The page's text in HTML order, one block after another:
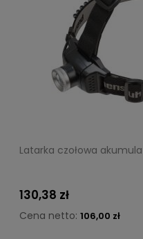
Latarka czołowa
130,38 zł
Cena netto: 106,00 zł